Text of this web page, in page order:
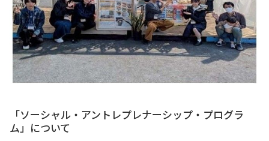
「ソーシャル・アントレプレナーシップ・プログラ
ム」について